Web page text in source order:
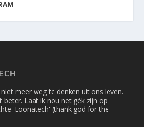
meer weg te denken uit ons leven.
beter. Laat ik nou net gék zijn op
'Loonatech' (thank god for the